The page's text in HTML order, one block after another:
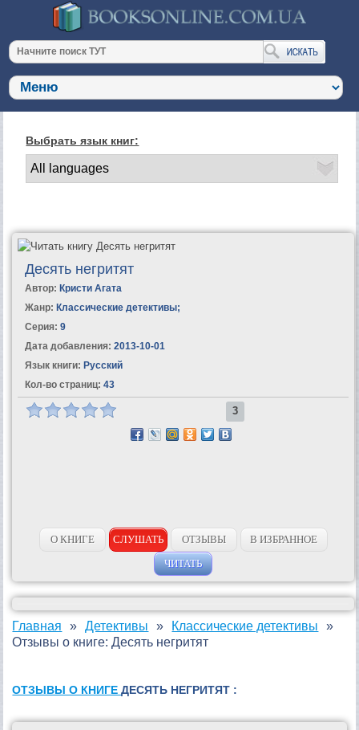
Выбрать язык книг:
Десять негритят
Автор: Кристи Агата
Жанр: Классические детективы;
Серия: 9
Дата добавления: 2013-10-01
Язык книги: Русский
Кол-во страниц: 43
3
О КНИГЕ СЛУШАТЬ ОТЗЫВЫ
В ИЗБРАННОЕ
ЧИТАТЬ
Главная Детективы
Классические детективы
Отзывы о книге: Десять негритят
ОТЗЫВЫ О КНИГЕДЕСЯТЬ НЕГРИТЯТ :